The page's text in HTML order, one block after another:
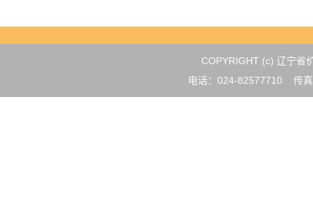
COPYRIGHT (c) 辽宁
电话：024-82577710 传